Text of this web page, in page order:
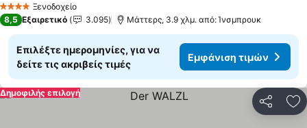
4 ΑστέριαΞενοδοχείο
8,5 Εξαιρετικό 3.095 Μάττερς, 3.9 χλμ. από: Ίνσμπρουκ
Επιλέξτε ημερομηνίες, για να
δείτε τις ακριβείς τιμές
Εμφάνιση τιμών
Δημοφιλής επιλογή